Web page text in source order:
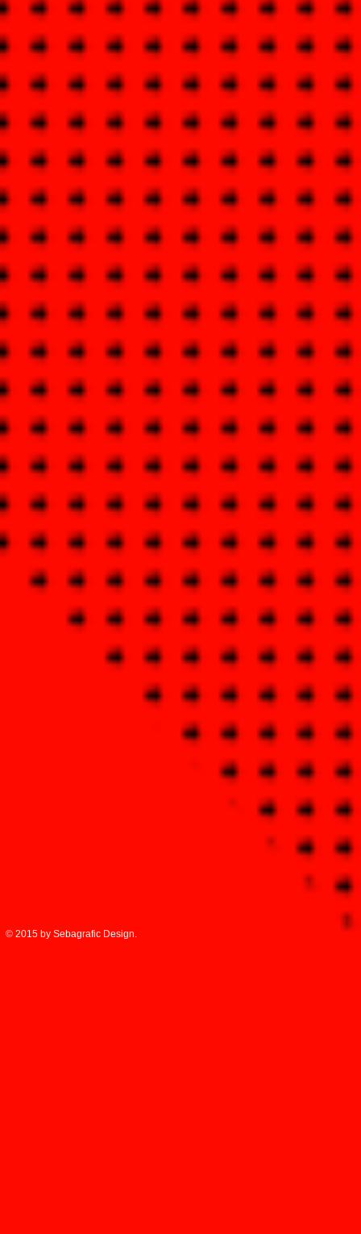
© 2015 by Sebagrafic Design.